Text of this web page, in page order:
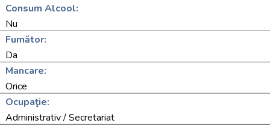
Consum Alcool:
Nu
Fumător:
Da
Mancare:
Orice
Ocupaţie:
Administrativ / Secretariat